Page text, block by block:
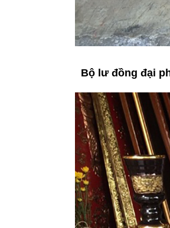
Bộ lư đồng đại